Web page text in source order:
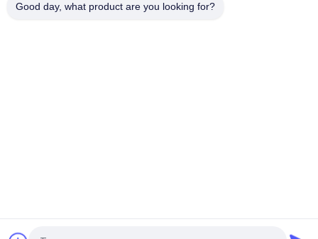
Good day, what product are you looking for?